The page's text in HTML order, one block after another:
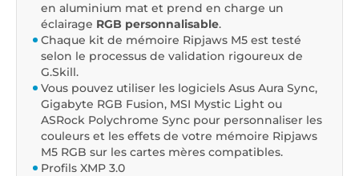
en aluminium mat et prend en charge un
éclairage RGB personnalisable.
Chaque kit de mémoire Ripjaws M5 est testé
selon le processus de validation rigoureux de
G.Skill.
Vous pouvez utiliser les logiciels Asus Aura Sync,
Gigabyte RGB Fusion, MSI Mystic Light ou
ASRock Polychrome Sync pour personnaliser les
couleurs et les effets de votre mémoire Ripjaws
M5 RGB sur les cartes mères compatibles.
Profils XMP 3.0